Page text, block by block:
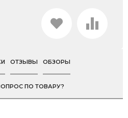
ОТЗЫВЫ ОБЗОРЫ
ПО ТОВАРУ?